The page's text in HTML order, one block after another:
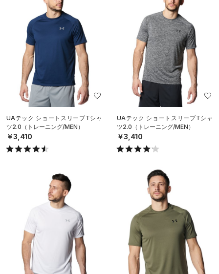
UAテック ショートスリーブTシャ
ツ2.0（トレーニング/MEN）
￥3,410
UAテック ショートスリーブTシャ
ツ2.0（トレーニング/MEN）
￥3,410